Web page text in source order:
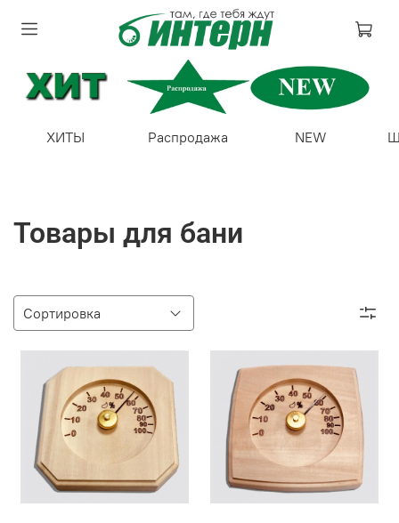
ХИТЫ Распродажа NEW
Товары для бани